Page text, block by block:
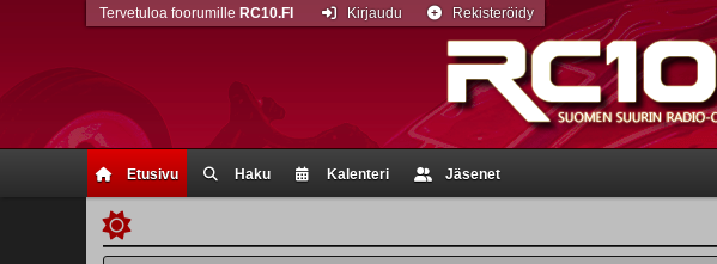
Etusivu Haku Kalenteri Jäsenet
Tervetuloa foorumille RC10.FI Kirjaudu Rekisteröidy